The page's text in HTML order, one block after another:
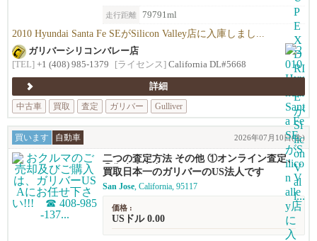
走行距離 79791ml
2010 Hyundai Santa Fe SEがSilicon Valley店に入庫しまし...
ガリバーシリコンバレー店
[TEL] +1 (408) 985-1379 [ライセンス] California DL#5668
詳細
中古車
買取 査定 ガリバー Gulliver
買います 自動車 2026年07月10日(金)
二つの査定方法 その他 ①オンライン査定、
②御来店査定
買取日本一のガリバーのUS法人です
San Jose, California, 95117
価格 :
USドル 0.00